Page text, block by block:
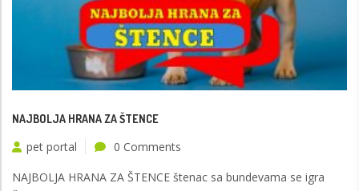
NAJBOLJA HRANA ZA ŠTENCE
pet portal
0 Comments
NAJBOLJA HRANA ZA ŠTENCE štenac sa bundevama se igra